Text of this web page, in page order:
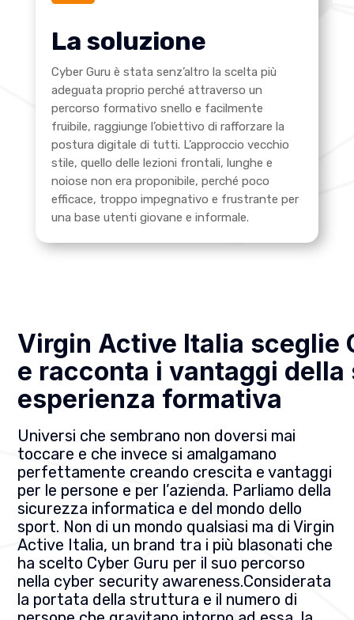
La soluzione
Cyber Guru è stata senz’altro la scelta più
adeguata proprio perché attraverso un
percorso formativo snello e facilmente
fruibile, raggiunge l’obiettivo di rafforzare la
postura digitale di tutti. L’approccio vecchio
stile, quello delle lezioni frontali, lunghe e
noiose non era proponibile, perché poco
efficace, troppo impegnativo e frustrante per
una base utenti giovane e informale.
Virgin Active Italia sceglie
e racconta i vantaggi della
esperienza formativa
Universi che sembrano non doversi mai
toccare e che invece si amalgamano
perfettamente creando crescita e vantaggi
per le persone e per l’azienda. Parliamo della
sicurezza informatica e del mondo dello
sport. Non di un mondo qualsiasi ma di Virgin
Active Italia, un brand tra i più blasonati che
ha scelto Cyber Guru per il suo percorso
nella cyber security awareness.Considerata
la portata della struttura e il numero di